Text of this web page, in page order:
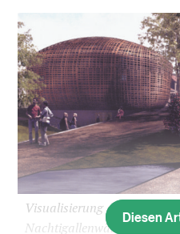
Visualisierung des
Nachtigallenwäldeli.
Diesen